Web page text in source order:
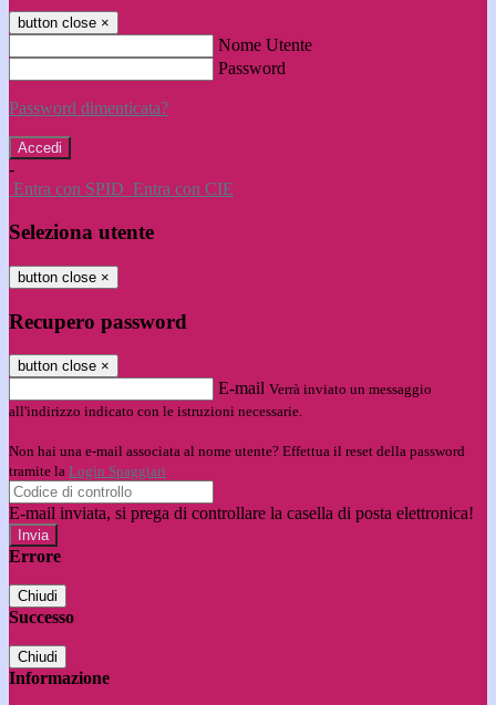
button close ×
Nome Utente
Password
Password dimenticata?
-
Entra con SPID Entra con CIE
Seleziona utente
button close ×
Recupero password
button close ×
E-mail Verrà inviato un messaggio
all'indirizzo indicato con le istruzioni necessarie.
Non hai una e-mail associata al nome utente? Effettua il reset della password
tramite la Login Spaggiari
E-mail inviata, si prega di controllare la casella di posta elettronica!
Errore
Chiudi
Successo
Chiudi
Informazione